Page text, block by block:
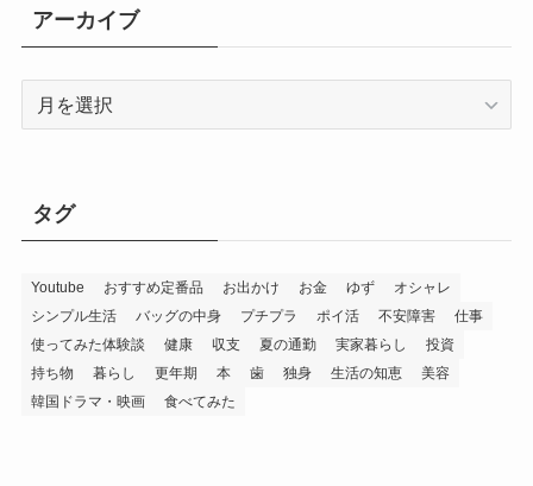
アーカイブ
ブタグ
Youtube おすすめ定番品 お出かけ お金 ゆず
オシャレ
シンプル生活
バッグの中身 プチプラ ポイ活 不安障害
仕事
使ってみた体験談
健康 収支 夏の通勤 実家暮らし
投資
持ち物
暮らし 更年期 本 歯 独身 生活の知恵
美容
韓国ドラマ・映画
食べてみた